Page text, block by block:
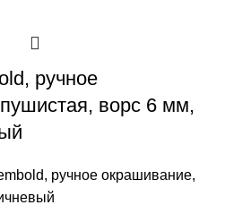
1200,00 ₽ручное
ворс 6 мм,
ручное окрашивание,